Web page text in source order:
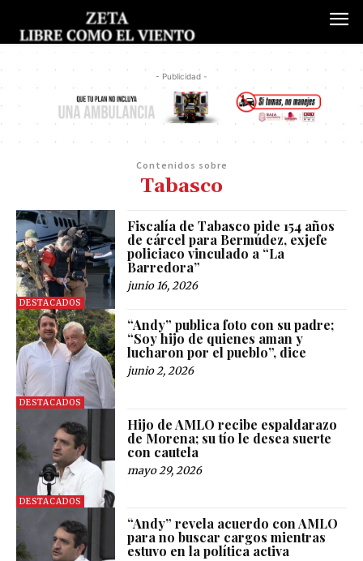
- Publicidad -
Contenidos sobre
Tabasco
DESTACADOS
Fiscalía de Tabasco pide 154 años
de cárcel para Bermúdez, exjefe
policiaco vinculado a “La
Barredora”
junio 16, 2026
DESTACADOS
“Andy” publica foto con su padre;
“Soy hijo de quienes aman y
lucharon por el pueblo”, dice
junio 2, 2026
DESTACADOS
Hijo de AMLO recibe espaldarazo
de Morena; su tío le desea suerte
con cautela
mayo 29, 2026
“Andy” revela acuerdo con AMLO
para no buscar cargos mientras
estuvo en la política activa